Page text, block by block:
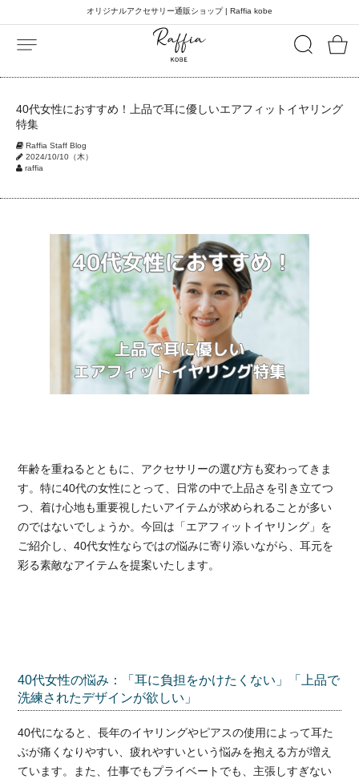
オリジナルアクセサリー通販ショップ | Raffia kobe
40代女性におすすめ！上品で耳に優しいエアフィットイヤリング
特集
Raffia Staff Blog
2024/10/10（木）
raffia
年齢を重ねるとともに、アクセサリーの選び方も変わってきま
す。特に40代の女性にとって、日常の中で上品さを引き立てつ
つ、着け心地も重要視したいアイテムが求められることが多い
のではないでしょうか。今回は「エアフィットイヤリング」を
ご紹介し、40代女性ならではの悩みに寄り添いながら、耳元を
彩る素敵なアイテムを提案いたします。
40代女性の悩み：「耳に負担をかけたくない」「上品で
洗練されたデザインが欲しい」
40代になると、長年のイヤリングやピアスの使用によって耳た
ぶが痛くなりやすい、疲れやすいという悩みを抱える方が増え
ています。また、仕事でもプライベートでも、主張しすぎない